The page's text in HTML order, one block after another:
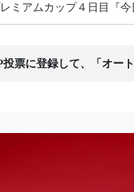
ミアムカップ４日目『今
票に登録して、「オー